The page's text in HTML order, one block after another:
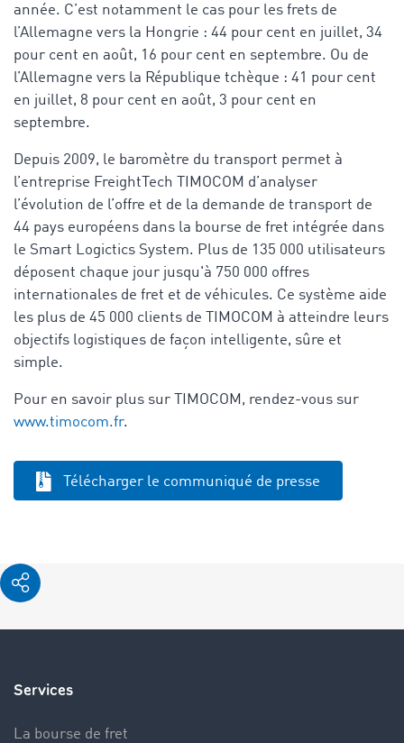
année. C’est notamment le cas pour les frets de
l’Allemagne vers la Hongrie : 44 pour cent en juillet, 34
pour cent en août, 16 pour cent en septembre. Ou de
l’Allemagne vers la République tchèque : 41 pour cent
en juillet, 8 pour cent en août, 3 pour cent en
septembre.
Depuis 2009, le baromètre du transport permet à
l’entreprise FreightTech TIMOCOM d’analyser
l’évolution de l’offre et de la demande de transport de
44 pays européens dans la bourse de fret intégrée dans
le Smart Logictics System. Plus de 135 000 utilisateurs
déposent chaque jour jusqu'à 750 000 offres
internationales de fret et de véhicules. Ce système aide
les plus de 45 000 clients de TIMOCOM à atteindre leurs
objectifs logistiques de façon intelligente, sûre et
simple.
Pour en savoir plus sur TIMOCOM, rendez-vous sur
www.timocom.fr.
Télécharger le communiqué de presse
Services
La bourse de fret